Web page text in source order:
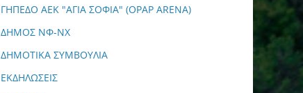
ΓΗΠΕΔΟ ΑΕΚ "ΑΓΙΑ ΣΟΦΙΑ" (OPAP ARENA)
ΔΗΜΟΣ ΝΦ-ΝΧ
ΔΗΜΟΤΙΚΑ ΣΥΜΒΟΥΛΙΑ
ΕΚΔΗΛΩΣΕΙΣ